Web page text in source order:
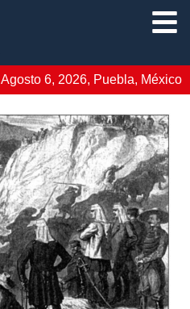
Agosto 6, 2026, Puebla, México